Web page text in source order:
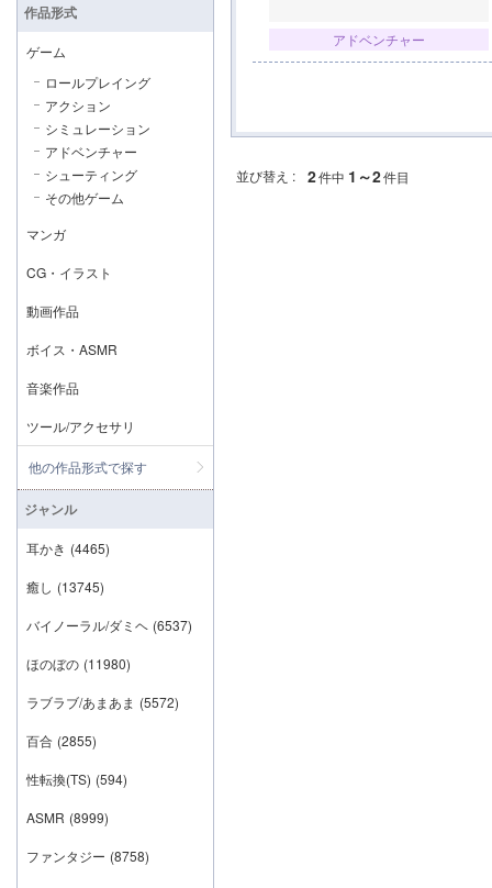
アドベンチャー
並び替え : 2件中 1～2件目
作品形式
ゲーム
ロールプレイング
アクション
シミュレーション
アドベンチャー
シューティング
その他ゲーム
マンガ
CG・イラスト
動画作品
ボイス・ASMR
音楽作品
ツール/アクセサリ
他の作品形式で探す
ジャンル
耳かき (4465)
癒し (13745)
バイノーラル/ダミヘ (6537)
ほのぼの (11980)
ラブラブ/あまあま (5572)
百合 (2855)
性転換(TS) (594)
ASMR (8999)
ファンタジー (8758)